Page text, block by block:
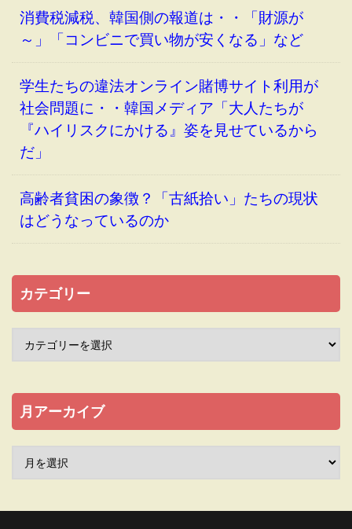
消費税減税、韓国側の報道は・・「財源が
～」「コンビニで買い物が安くなる」など
学生たちの違法オンライン賭博サイト利用が
社会問題に・・韓国メディア「大人たちが
『ハイリスクにかける』姿を見せているから
だ」
高齢者貧困の象徴？「古紙拾い」たちの現状
はどうなっているのか
カテゴリー
月アーカイブ